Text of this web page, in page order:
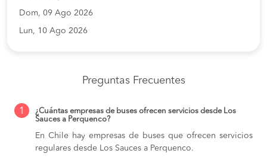
Dom, 09 Ago 2026
Lun, 10 Ago 2026
Preguntas Frecuentes
1
¿Cuántas empresas de buses ofrecen servicios desde Los
Sauces a Perquenco?
En Chile hay empresas de buses que ofrecen servicios
regulares desde Los Sauces a Perquenco.